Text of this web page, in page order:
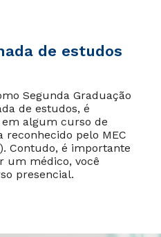
de estudos
Segunda Graduação
de estudos, é
algum curso de
reconhecido pelo MEC
Contudo, é importante
um médico, você
presencial.